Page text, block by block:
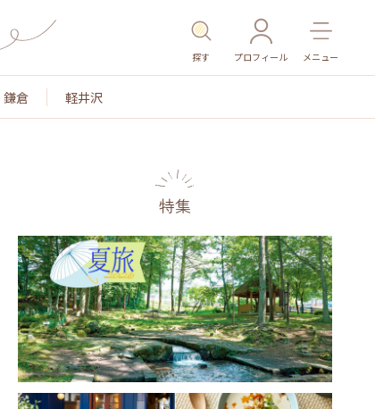
探す プロフィール メニュー
鎌倉 軽井沢
名所・旧跡 温泉・スパ その他施設 ごはん
特集